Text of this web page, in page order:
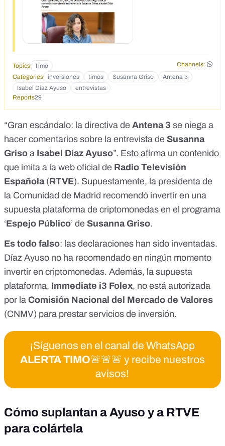
IDA%20%20%E2%80%93%20Copy&fbclid=IwAR0RepgvA
f6LvhzvCL8TMzgkxqj2WktAnocOJYI5EhfVIPYi4ScVWvffXh
4_aem_ARf-p7r3ZlTdfbwwUV1R05s5H_F7P1-
TjjDWtue7A1VU5JfwcyWH%208QzONxslI2kpQV1vN70BuU
AjlU1RTvttCnJY%20Saludos
https://www.facebook.com/100068064215906/posts/915198
1664860983/ https://descomptebeaut.com/?
ad_id=%7B%7Bad.id%7D%7D&adset_id=%7B%7Badset.i
d%7D%7D&campaign_id=%7B%7Bcampaign.id%7D%7D
&ad_name=%7B%7Bad.name%7D%7D&adset_name=%7
me%7D%7D&placement=%7B%7Bplacement%7D%7D&c
pid=6788c8332e3a910012da3f3c&fbclid=IwY2xjawH2AXVl
US_o4kKih1nAV4S4s67pmRMqOr5sg_aem_ieDfsDQk3xvF
Yeud3mCM1w
Topics Timo
Channels:
Categories
inversiones timos Susanna Griso
Antena 3
Isabel Díaz Ayuso
entrevistas
Reports29
“Gran escándalo: la directiva de Antena 3 se niega a
hacer comentarios sobre la entrevista de Susanna
Griso a Isabel Díaz Ayuso”. Esto afirma un contenido
que imita a la web oficial de Radio Televisión
Española(RTVE). Supuestamente, la presidenta de
la Comunidad de Madrid recomendó invertir en una
supuesta plataforma de criptomonedas en el programa
‘Espejo Público’ de Susanna Griso.
Es todo falso: las declaraciones han sido inventadas.
Díaz Ayuso no ha recomendado en ningún momento
invertir en criptomonedas. Además, la supuesta
plataforma, Immediate i3 Folex, no está autorizada
por la Comisión Nacional del Mercado de Valores
(CNMV) para prestar servicios de inversión.
¡Síguenos en el canal de WhatsApp
ALERTA TIMO🚨🚨🚨 y recibe nuestros
avisos!
Cómo suplantan a Ayuso y a RTVE
para colártela